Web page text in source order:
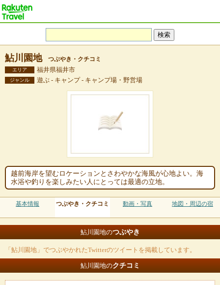
鮎川園地 つぶやき・クチコミ
エリア 福井県福井市
ジャンル 遊ぶ - キャンプ - キャンプ場・野営場
越前海岸を望むロケーションとさわやかな海風が心地よい。海
水浴や釣りを楽しみたい人にとっては最適の立地。
基本情報 つぶやき・クチコミ 動画・写真 地図・周辺の宿
鮎川園地のつぶやき
「鮎川園地」でつぶやかれたTwitterのツイートを掲載しています。
鮎川園地のクチコミ